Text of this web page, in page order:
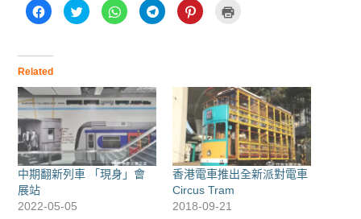
按
一
享
至
F
a
c
e
b
o
o
k
(
在
新
視
中
開
分
享
e
r
(
在
新
視
窗
中
開
啟
)
分
享
A
p
p
(
在
新
視
窗
中
開
啟
按
一
分
享
r
e
(
在
新
視
窗
中
開
啟
視
窗
中
開
啟
)
Related
中期翻新列車 「現身」會
展站
2022-05-05
香港電車推出全新派對電車
Circus Tram
2018-09-21